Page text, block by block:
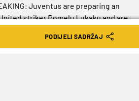
Juventus are preparing an
striker Romelu Lukaku and are
Sky Sports News
PODIJELI SADRŽAJ